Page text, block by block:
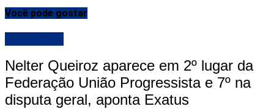
Você pode gostar
Nelter Queiroz aparece em 2º lugar da
Federação União Progressista e 7º na
disputa geral, aponta Exatus